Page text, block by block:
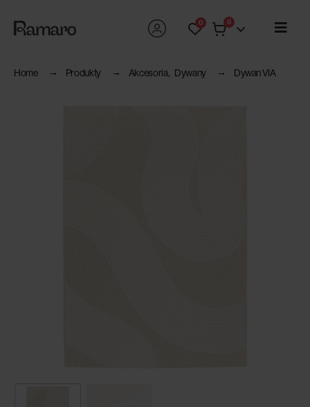
0 0
Home Produkty Akcesoria Dywany Dywan VIA